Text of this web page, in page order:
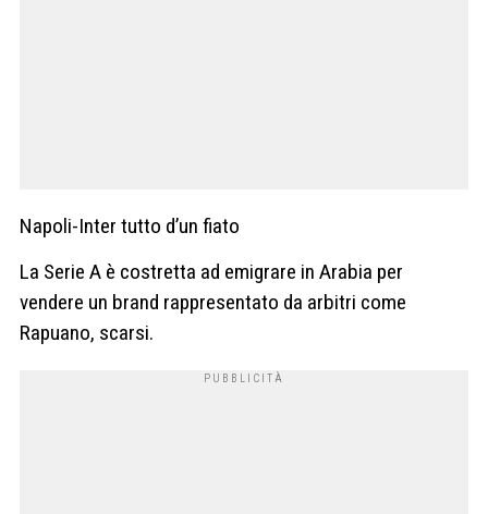
Napoli-Inter tutto d’un fiato
La Serie A è costretta ad emigrare in Arabia per
vendere un brand rappresentato da arbitri come
Rapuano, scarsi.